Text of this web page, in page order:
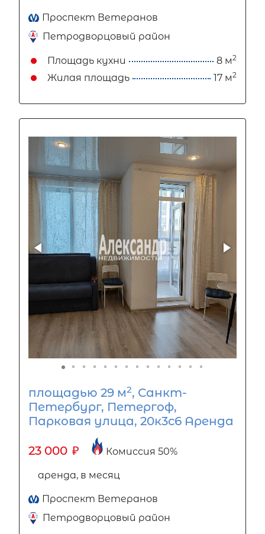
Проспект Ветеранов
Петродворцовый район
Площадь кухни 8 м2
Жилая площадь 17 м2
площадью 29 м2, Санкт-
Петербург, Петергоф,
Парковая улица, 20к3с6 Аренда
23 000 ₽ Комиссия 50%
аренда, в месяц
Проспект Ветеранов
Петродворцовый район